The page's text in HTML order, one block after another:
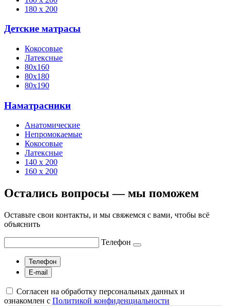
180 х 200
Детские матрасы
Кокосовые
Латексные
80х160
80х180
80х190
Наматрасники
Анатомические
Непромокаемые
Кокосовые
Латексные
140 х 200
160 х 200
Остались вопросы — мы поможем
Оставьте свои контакты, и мы свяжемся с вами, чтобы всё
объяснить
Телефон
Телефон
E-mail
Согласен на обработку персональных данных и
ознакомлен с Политикой конфиденциальности